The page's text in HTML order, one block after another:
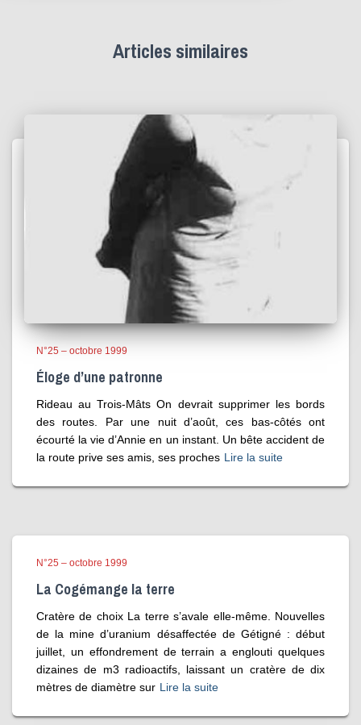
Articles similaires
N°25 – octobre 1999
Éloge d’une patronne
Rideau au Trois-Mâts On devrait supprimer les bords
des routes. Par une nuit d’août, ces bas-côtés ont
écourté la vie d’Annie en un instant. Un bête accident de
la route prive ses amis, ses proches Lire la suite
N°25 – octobre 1999
La Cogémange la terre
Cratère de choix La terre s’avale elle-même. Nouvelles
de la mine d’uranium désaffectée de Gétigné : début
juillet, un effondrement de terrain a englouti quelques
dizaines de m3 radioactifs, laissant un cratère de dix
mètres de diamètre sur Lire la suite